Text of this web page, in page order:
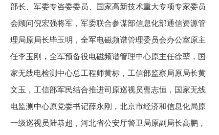
部长、军委专咨委委员、国家高新技术重大专项专家委员
会顾问倪宏强将军，军委联合参谋部信息化部通信资源管
理局原局长毕玉明，全军电磁频谱管理委员会办公室原主
任李玉刚，全军预备役电磁频谱管理中心原主任徐堃，国
家无线电检测中心总工程师黄标，工信部监察局原局长黄
文玉，工信部军民结合推进司原巡视员曹志恒，国家无线
电监测中心原党委书记薛永刚，北京市经济和信息化局原
一级巡视员陆恭超，河北省公安厅警卫局原副局长高鹏，